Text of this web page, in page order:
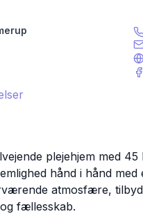
plejehjem med
hånd i hånd
atmosfære,
fællesskab.